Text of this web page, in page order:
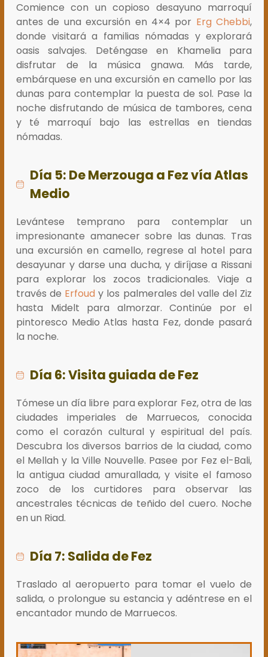
Comience con un copioso desayuno marroquí
antes de una excursión en 4×4 por Erg Chebbi,
donde visitará a familias nómadas y explorará
oasis salvajes. Deténgase en Khamelia para
disfrutar de la música gnawa. Más tarde,
embárquese en una excursión en camello por las
dunas para contemplar la puesta de sol. Pase la
noche disfrutando de música de tambores, cena
y té marroquí bajo las estrellas en tiendas
nómadas.
Día 5: De Merzouga a Fez vía Atlas
Medio
Levántese temprano para contemplar un
impresionante amanecer sobre las dunas. Tras
una excursión en camello, regrese al hotel para
desayunar y darse una ducha, y diríjase a Rissani
para explorar los zocos tradicionales. Viaje a
través de Erfoudy los palmerales del valle del Ziz
hasta Midelt para almorzar. Continúe por el
pintoresco Medio Atlas hasta Fez, donde pasará
la noche.
Día 6: Visita guiada de Fez
Tómese un día libre para explorar Fez, otra de las
ciudades imperiales de Marruecos, conocida
como el corazón cultural y espiritual del país.
Descubra los diversos barrios de la ciudad, como
el Mellah y la Ville Nouvelle. Pasee por Fez el-Bali,
la antigua ciudad amurallada, y visite el famoso
zoco de los curtidores para observar las
ancestrales técnicas de teñido del cuero. Noche
en un Riad.
Día 7: Salida de Fez
Traslado al aeropuerto para tomar el vuelo de
salida, o prolongue su estancia y adéntrese en el
encantador mundo de Marruecos.